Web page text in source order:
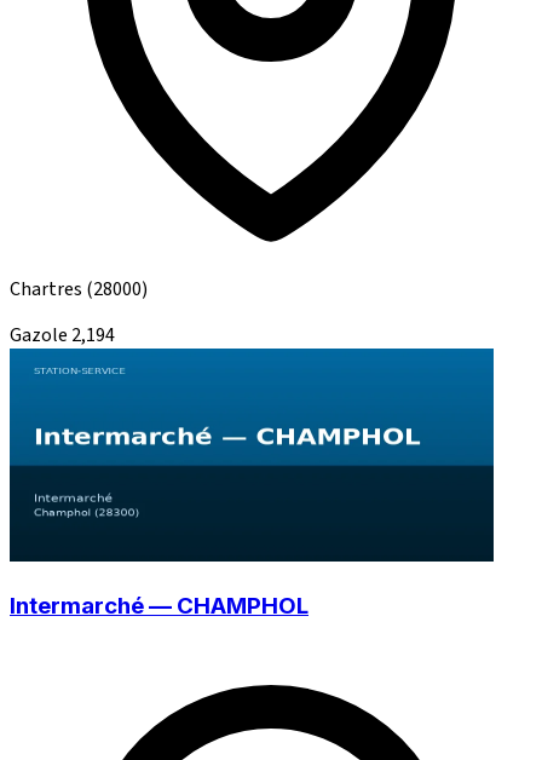
Chartres (28000)
Gazole 2,194
Intermarché — CHAMPHOL